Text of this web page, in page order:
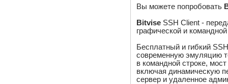
Вы можете попробовать
Bitvise SSH Client -
графической и
Бесплатный и гибкий
современную эмуляцию
в командной строке,
включая динамическую
сервер и удаленное